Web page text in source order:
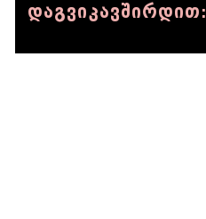
დაგვიკავშირდით: